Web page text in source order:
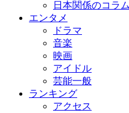
日本関係のコラム
エンタメ
ドラマ
音楽
映画
アイドル
芸能一般
ランキング
アクセス